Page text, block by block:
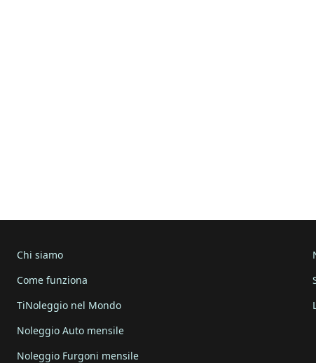
Chi siamo
Come funziona
TiNoleggio nel Mondo
Noleggio Auto mensile
Noleggio Furgoni mensile